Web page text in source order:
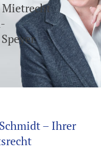
– Ihrer